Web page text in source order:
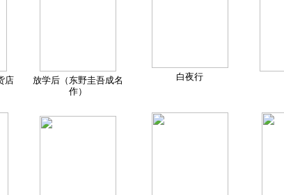
店
放学后（东野圭吾成名
作）
白夜行